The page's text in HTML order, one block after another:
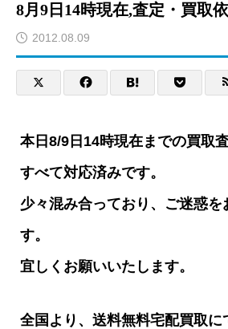
8月9日14時現在,査定・買取
2012.08.09
本日8/9日14時現在までの買取
すべて対応済みです。
少々混み合っており、ご迷惑を
す。
宜しくお願いいたします。
全国より、送料無料宅配買取に